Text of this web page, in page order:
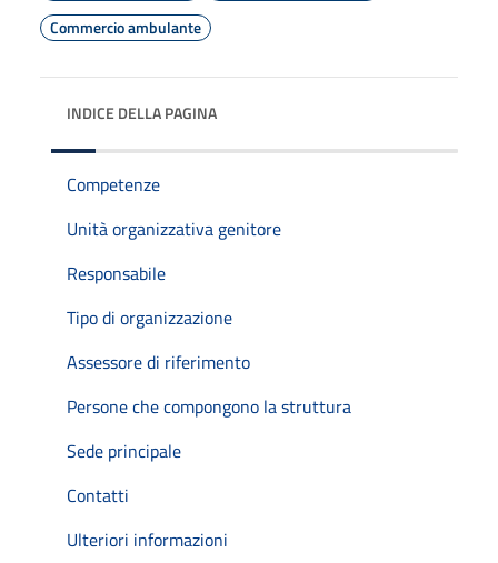
Commercio ambulante
INDICE DELLA PAGINA
Competenze
Unità organizzativa genitore
Responsabile
Tipo di organizzazione
Assessore di riferimento
Persone che compongono la struttura
Sede principale
Contatti
Ulteriori informazioni